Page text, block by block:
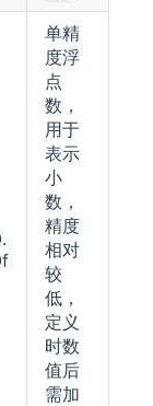
单精
度浮
点
数，
用于
表示
小
数，
精度
相对
较
低，
定义
时数
值后
需加